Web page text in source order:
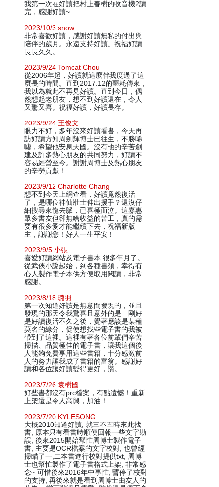
我第一次在好讀把村上春樹的收音機2讀
完，感謝好讀~
2023/10/3 snow
非常喜歡好讀，感謝好讀無私的付出與
陪伴的歲月。永遠支持好讀。祝福好讀
長長久久。
2023/9/24 Tomcat Chou
從2006年起，好讀就這麼伴我度過了這
麼長的時間。直到2017.12的噩耗傳來，
我以為就此不再見好讀。直到今日，偶
然想起老朋友，想不到好讀還在，令人
又驚又喜。祝福好讀，好讀長存。
2023/9/24 王俊文
眼力不好，多年沒來好讀看書，今天再
訪好讀方知周劍輝博士已往生，不勝唏
噓，希望他安息天國。沒有他的辛苦創
建及許多熱心朋友的共同努力，好讀不
容易經營至今。謝謝周博士及熱心朋友
的辛勞貢獻！
2023/9/12 Charlotte Chang
想不到今天上網查看，好讀竟然復活
了，是哪位神仙壯士伸出援手？還沒仔
細搜尋來龍去脈，已喜極而泣。這嘉惠
眾多書友但卻無啥收益的苦工，真的需
要有很多愛才能繼續下去，祝福新版
主，謝謝您！好人一生平安！
2023/9/5 小張
喜愛好讀網站及電子書本 很多年月了。
從武俠小說起始，到各種書類，幸得有
心人製作電子本供方便取用閱讀，非常
感謝。
2023/8/18 璐羽
第一次知道好讀是無意間發現的，並且
發現的那天令我驚喜且意外的是—剛好
是好讀復活不久之後，覺著應該是某種
莫名的緣分，促使想找些電子書的我被
帶到了這裡。這裡有著各位前輩們辛苦
掃描、品質極佳的電子書，讓我這個後
人能夠免費享用這些書籍，十分感激前
人的努力讓我成了書籍的富翁。感謝好
讀和各位讓好讀變得更好，讚。
2023/7/26 袁樹國
好些書都沒有prc檔案，有點遺憾！重新
上架還是令人高興，加油！
2023/7/20 KYLESONG
大概2010知道好讀, 就三不五時來此找
書, 原本只有看書時順便回報一些文字勘
誤, 後來2015開始幫忙周博士製作電子
書, 主要是OCR檔案的文字校對, 也曾經
掃瞄了一,二本書進行校對提供txt, 周博
士也幫忙製作了電子書格式上架, 非常感
念~ 可惜後來2016年中事忙, 暫停了校對
的支持, 再後來就是看到周博士由友人的